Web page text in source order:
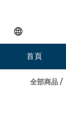
首頁
全部商品 /